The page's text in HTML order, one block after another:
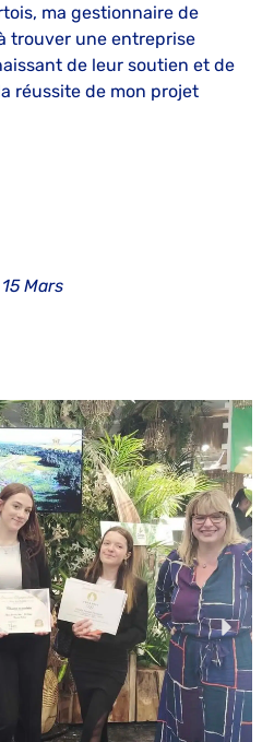
ma gestionnaire de
trouver une entreprise
de leur soutien et de
réussite de mon projet
Mars